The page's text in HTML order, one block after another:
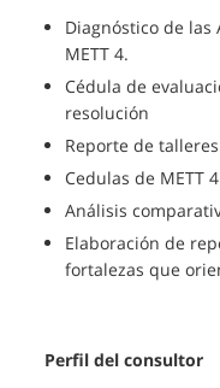
Diagnóstico de
METT 4.
Cédula de
resolución
Reporte de
Cedulas de METT
Análisis
Elaboración de
fortalezas que
Perfil del consultor